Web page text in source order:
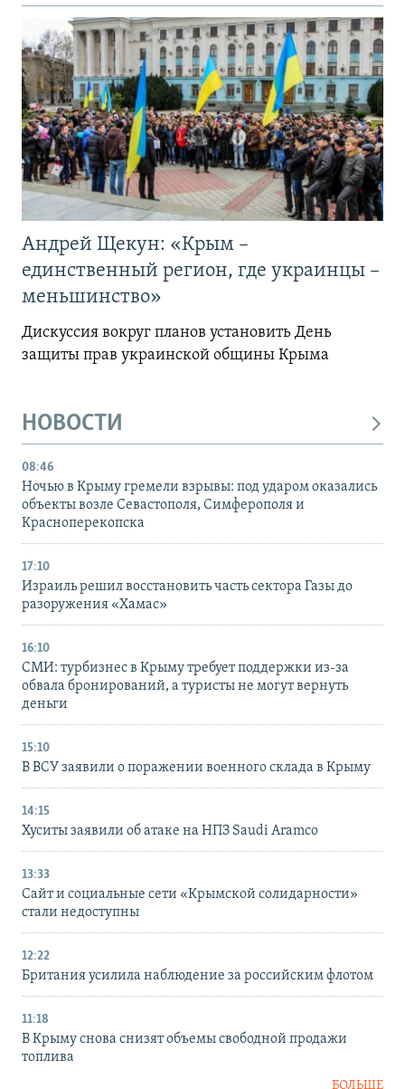
Андрей Щекун: «Крым –
единственный регион, где украинцы –
меньшинство»
Дискуссия вокруг планов установить День
защиты прав украинской общины Крыма
НОВОСТИ
08:46
Ночью в Крыму гремели взрывы: под ударом оказались
объекты возле Севастополя, Симферополя и
Красноперекопска
17:10
Израиль решил восстановить часть сектора Газы до
разоружения «Хамас»
16:10
СМИ: турбизнес в Крыму требует поддержки из-за
обвала бронирований, а туристы не могут вернуть
деньги
15:10
В ВСУ заявили о поражении военного склада в Крыму
14:15
Хуситы заявили об атаке на НПЗ Saudi Aramco
13:33
Сайт и социальные сети «Крымской солидарности»
стали недоступны
12:22
Британия усилила наблюдение за российским флотом
11:18
В Крыму снова снизят объемы свободной продажи
топлива
БОЛЬШЕ